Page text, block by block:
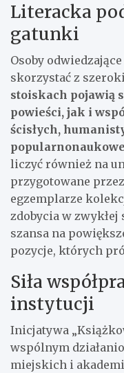
Literacka
gatunki
Osoby
skorzystać z
stoiskach pojawią
powieści, jak i
ścisłych,
liczyć również na
przygotowane
egzemplarze
zdobycia w zwykłej
szansa na
pozycje, których
Siła
instytucji
Inicjatywa
wspólnym
miejskich i